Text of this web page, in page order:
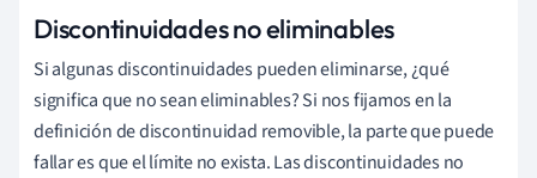
Discontinuidades no eliminables
Si algunas discontinuidades pueden eliminarse, ¿qué
significa que no sean eliminables? Si nos fijamos en la
definición de discontinuidad removible, la parte que puede
fallar es que el límite no exista. Las discontinuidades no